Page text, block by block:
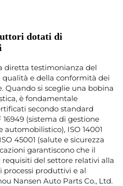
dotati di
diretta testimonianza del
e della conformità dei
si sceglie una bobina
è fondamentale
secondo standard
(sistema di gestione
ISO 14001
45001 (salute e sicurezza
garantiscono che il
del settore relativi alla
processi produttivi e al
Nansen Auto Parts Co., Ltd.